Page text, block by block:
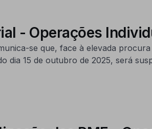
- Operações
se que, face à elevada
dia 15 de outubro de 2025, será